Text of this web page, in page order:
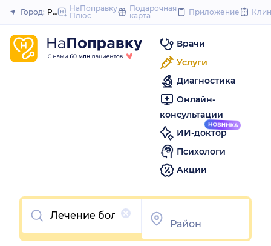
to
Закрыть
Город: Ростов-на-Дону
НаПоправку
Плюс
Подарочная
карта
Приложение
Врачи
Услуги
Диагностика
Онлайн-
консультации
ИИ-доктор
Психологи
Акции
Очистить